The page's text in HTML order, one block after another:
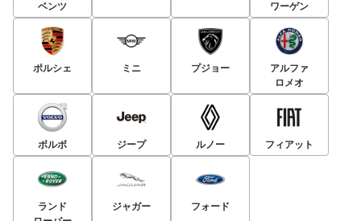
ベンツ
ワーゲン
ポルシェ ミニ プジョー
アルファ
ロメオ
ボルボ ジープ ルノー フィアット
ランド
ジャガー フォード